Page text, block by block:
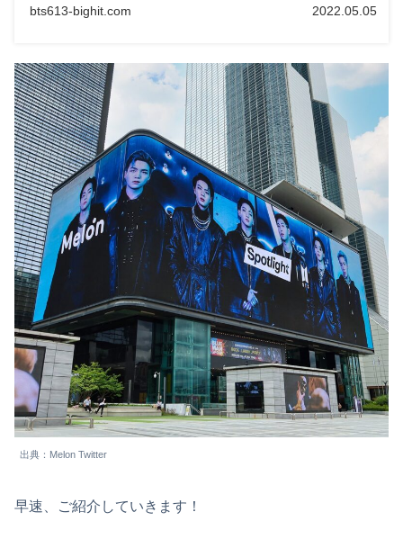
bts613-bighit.com 2022.05.05
出典：Melon Twitter
早速、ご紹介していきます！